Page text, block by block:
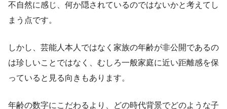
不自然に感じ、何か隠されているのではないかと考えてし
まう点です。
しかし、芸能人本人ではなく家族の年齢が非公開であるの
は珍しいことではなく、むしろ一般家庭に近い距離感を保
っていると見る向きもあります。
年齢の数字にこだわるより、どの時代背景でどのような子